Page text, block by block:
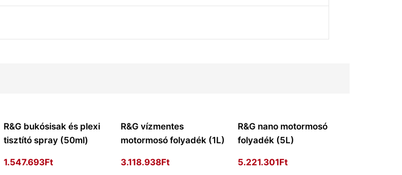
R&G bukósisak és plexi
tisztító spray (50ml)
1.547.693Ft
R&G vízmentes
motormosó folyadék (1L)
3.118.938Ft
R&G nano motormosó
folyadék (5L)
5.221.301Ft